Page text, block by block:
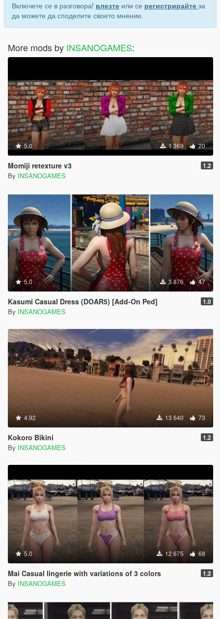
Включете се в разговора! влезте или се регистрирайте за
да можете да споделите своето мнение.
More mods by INSANOGAMES:
5.0 1 369 20
Momiji retexture v3 1.2
By INSANOGAMES
5.0 3 876 47
Kasumi Casual Dress (DOAR5) [Add-On Ped] 1.0
By INSANOGAMES
4.92 13 640 73
Kokoro Bikini 1.2
By INSANOGAMES
5.0 12 675 68
Mai Casual lingerie with variations of 3 colors 1.2
By INSANOGAMES